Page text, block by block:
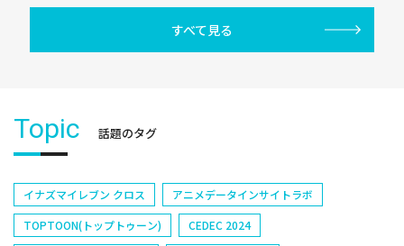
すべて見る
Topic 話題のタグ
イナズマイレブン クロス
アニメデータインサイトラボ
TOPTOON(トップトゥーン)
CEDEC 2024